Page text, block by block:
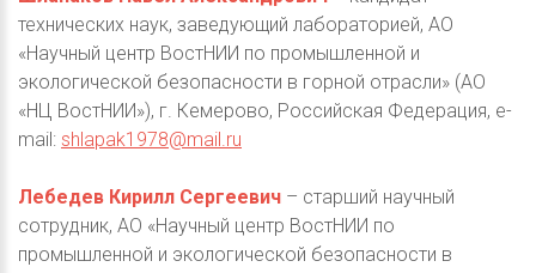
технических наук, заведующий лабораторией, АО
«Научный центр ВостНИИ по промышленной и
экологической безопасности в горной отрасли» (АО
«НЦ ВостНИИ»), г. Кемерово, Российская Федерация, e-
mail: shlapak1978@mail.ru
Лебедев Кирилл Сергеевич – старший научный
сотрудник, АО «Научный центр ВостНИИ по
промышленной и экологической безопасности в